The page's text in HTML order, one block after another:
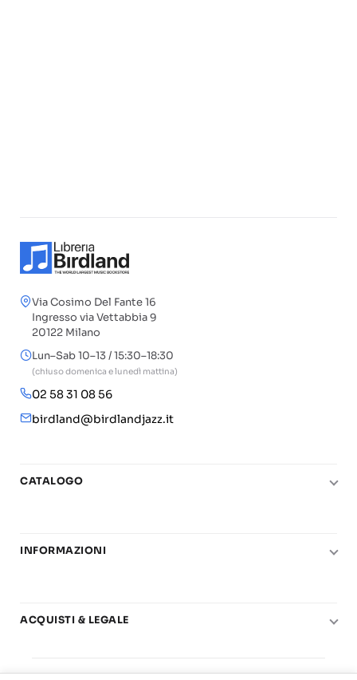
Via Cosimo Del Fante 16
Ingresso via Vettabbia 9
20122 Milano
Lun–Sab 10–13 / 15:30–18:30
(chiuso domenica e lunedì mattina)
02 58 31 08 56
birdland@birdlandjazz.it
CATALOGO
Chitarra
Basi play-along
INFORMAZIONI
Carta del Docente
ACQUISTI & LEGALE